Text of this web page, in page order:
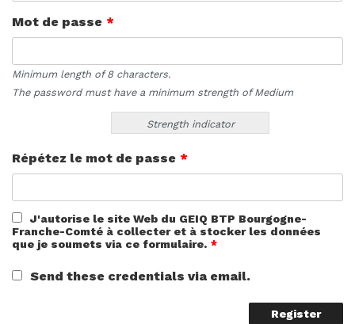
Mot de passe *
Minimum length of 8 characters.
The password must have a minimum strength of Medium
Strength indicator
Répétez le mot de passe *
J'autorise le site Web du GEIQ BTP Bourgogne-
Franche-Comté à collecter et à stocker les données
que je soumets via ce formulaire. *
Send these credentials via email.